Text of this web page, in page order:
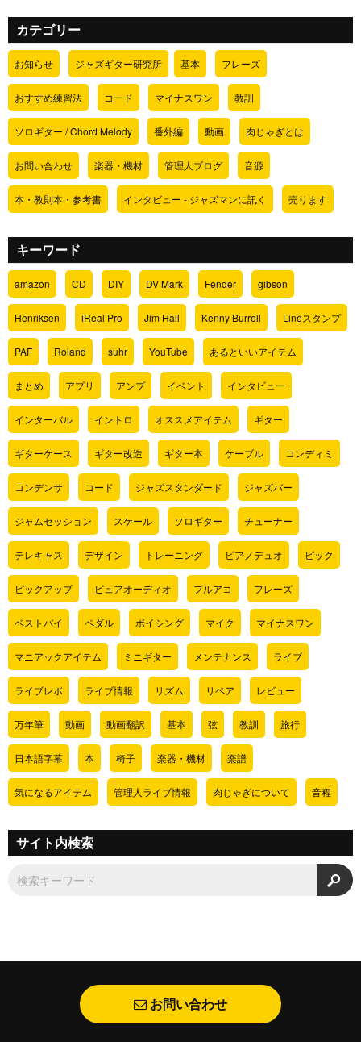
カテゴリー
お知らせ ジャズギター研究所 基本 フレーズ
おすすめ練習法 コード マイナスワン 教訓
ソロギター / Chord Melody 番外編 動画 肉じゃぎとは
お問い合わせ 楽器・機材 管理人ブログ 音源
本・教則本・参考書 インタビュー - ジャズマンに訊く 売ります
キーワード
amazon CD DIY DV Mark Fender gibson
Henriksen iReal Pro Jim Hall Kenny Burrell Lineスタンプ
PAF Roland suhr YouTube あるといいアイテム
まとめ アプリ アンプ イベント インタビュー
インターバル イントロ オススメアイテム ギター
ギターケース ギター改造 ギター本 ケーブル コンディミ
コンデンサ コード ジャズスタンダード ジャズバー
ジャムセッション スケール ソロギター チューナー
テレキャス デザイン トレーニング ピアノデュオ ピック
ピックアップ ピュアオーディオ フルアコ フレーズ
ベストバイ ペダル ボイシング マイク マイナスワン
マニアックアイテム ミニギター メンテナンス ライブ
ライブレポ ライブ情報 リズム リペア レビュー
万年筆 動画 動画翻訳 基本 弦 教訓 旅行
日本語字幕 本 椅子 楽器・機材 楽譜
気になるアイテム 管理人ライブ情報 肉じゃぎについて 音程
サイト内検索
検
お問い合わせ